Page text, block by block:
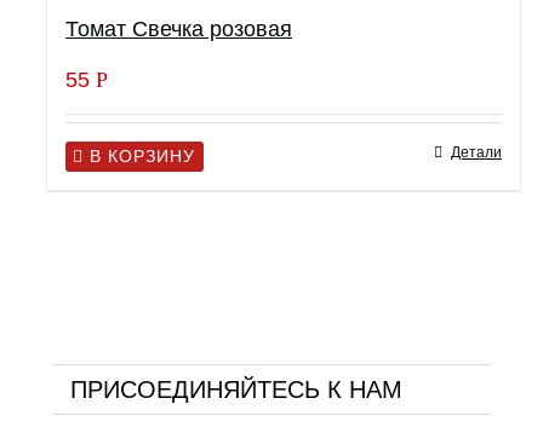
Томат Свечка розовая
55 Р
В КОРЗИНУ Детали
ПРИСОЕДИНЯЙТЕСЬ К НАМ